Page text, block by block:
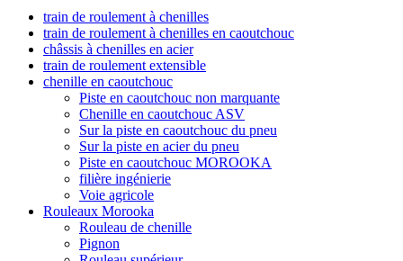
train de roulement à chenilles
train de roulement à chenilles en caoutchouc
châssis à chenilles en acier
train de roulement extensible
chenille en caoutchouc
Piste en caoutchouc non marquante
Chenille en caoutchouc ASV
Sur la piste en caoutchouc du pneu
Sur la piste en acier du pneu
Piste en caoutchouc MOROOKA
filière ingénierie
Voie agricole
Rouleaux Morooka
Rouleau de chenille
Pignon